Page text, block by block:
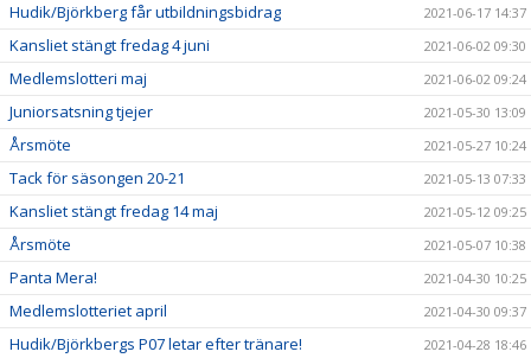
Hudik/Björkberg får utbildningsbidrag 2021-06-17 14:37
Kansliet stängt fredag 4 juni 2021-06-02 09:30
Medlemslotteri maj 2021-06-02 09:24
Juniorsatsning tjejer 2021-05-30 13:09
Årsmöte 2021-05-27 10:24
Tack för säsongen 20-21 2021-05-13 07:33
Kansliet stängt fredag 14 maj 2021-05-12 09:25
Årsmöte 2021-05-07 10:38
Panta Mera! 2021-04-30 10:25
Medlemslotteriet april 2021-04-30 09:37
Hudik/Björkbergs P07 letar efter tränare! 2021-04-28 18:46